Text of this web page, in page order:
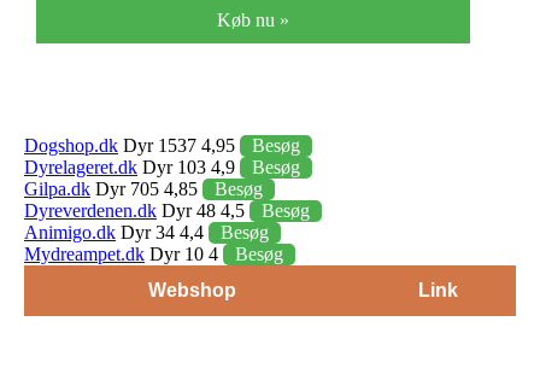
Køb nu »
Dogshop.dk Dyr 1537 4,95
Besøg
Dyrelageret.dk Dyr 103 4,9
Besøg
Gilpa.dk Dyr 705 4,85
Besøg
Dyreverdenen.dk Dyr 48 4,5
Besøg
Animigo.dk Dyr 34 4,4
Besøg
Mydreampet.dk Dyr 10 4
Besøg
Webshop
Link